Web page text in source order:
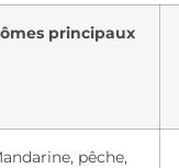
principaux
pêche,